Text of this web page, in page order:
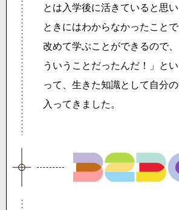
とは入学後に活きていると思
ときにはわからなかったこと
改めて学ぶことができるので
ういうことだったんだ！」と
って、生きた知識として自分
入ってきました。